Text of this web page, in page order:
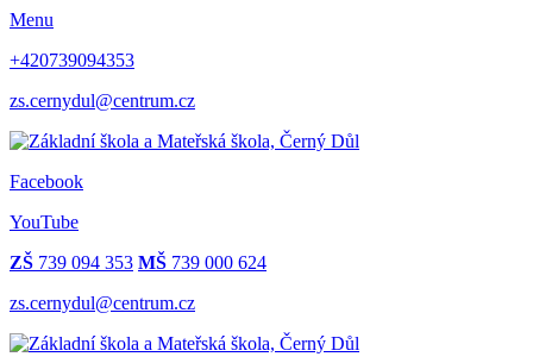
Menu
+420739094353
zs.cernydul@centrum.cz
Facebook
YouTube
ZŠ 739 094 353 MŠ 739 000 624
zs.cernydul@centrum.cz